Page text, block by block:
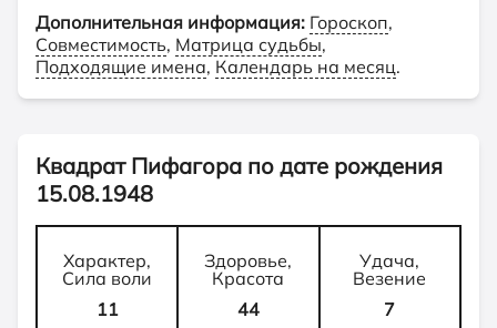
Дополнительная информация: Гороскоп,
Совместимость, Матрица судьбы,
Подходящие имена, Календарь на месяц.
Квадрат Пифагора по дате рождения
15.08.1948
Характер,
Сила воли
11
Здоровье,
Красота
44
Удача,
Везение
7